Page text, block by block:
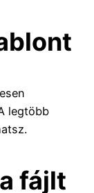
legtöbb
fájlt